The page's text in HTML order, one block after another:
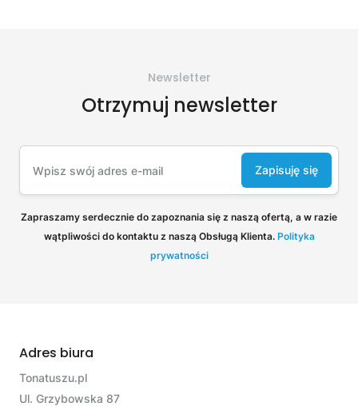
Newsletter
Otrzymuj newsletter
Zapisuję się
Zapraszamy serdecznie do zapoznania się z naszą ofertą, a w razie
wątpliwości do kontaktu z naszą Obsługą Klienta. Polityka
prywatności
Adres biura
Tonatuszu.pl
Ul. Grzybowska 87